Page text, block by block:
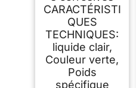
CARACTÉRISTI
QUES
TECHNIQUES:
liquide clair,
Couleur verte,
Poids
spécifique